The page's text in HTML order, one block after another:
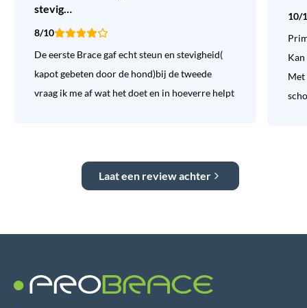
stevig…
8/10
De eerste Brace gaf echt steun en stevigheid(
kapot gebeten door de hond)bij de tweede
vraag ik me af wat het doet en in hoeverre helpt
10/
Met
Laat een review achter